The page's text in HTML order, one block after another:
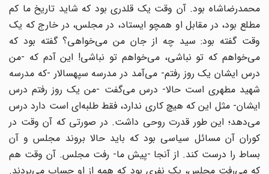
محمدرضاشاه بود. آن وقت یک قلدری بود که شاید تاریخ ما کم
مطلع بود، در مقابل او همچو ایستاد، در مجلس، در خارج که یک
وقت گفته بود: سید چه از جان من می‌خواهی؟ گفته بود که
می‌خواهم که تو نباشی، می‌خواهم تو نباشی! این آدم که -من
درس ایشان یک روز رفتم- می‌آمد در مدرسه سپهسالار -که مدرسه
شهید مطهری است حالا- درس می‌گفت -من یک روز رفتم درس
ایشان- مثل این که هیچ کاری ندارد، فقط طلبه‌ای است دارد درس
می‌دهد؛ این طور قدرت روحی داشت. در صورتی که آن وقت در
کوران آن مسائل سیاسی بود که باید حالا بروند مجلس و آن
بساط را درست کند. از آنجا -پیش ما- رفت مجلس. آن وقت هم
که می‌رفت مجلس، یک نفری بود که همه از او حساب می‌بردند.